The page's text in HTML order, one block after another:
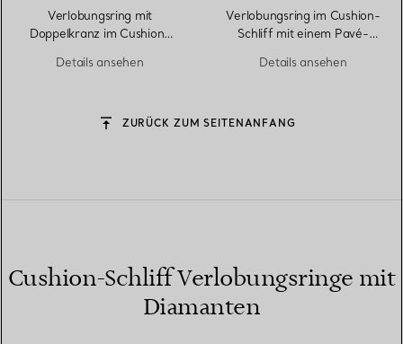
Verlobungsring mit
Doppelkranz im Cushion-
Diamantring in Platin
Details ansehen
Verlobungsring im Cushion-
Schliff mit einem Pavé-
Details ansehen
ZURÜCK ZUM SEITENANFANG
Cushion-Schliff Verlobungsringe mit
Diamanten